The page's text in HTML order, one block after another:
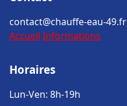
contact@chauffe-eau-49.fr
Accueil Informations
Horaires
Lun-Ven: 8h-19h